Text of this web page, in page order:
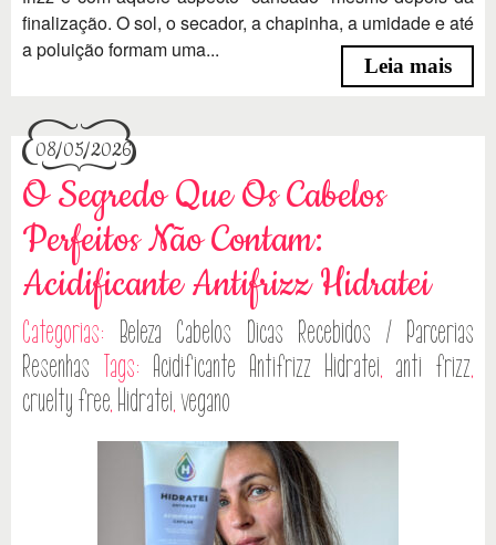
finalização. O sol, o secador, a chapinha, a umidade e até
a poluição formam uma...
Leia mais
08/05/2026
O Segredo Que Os Cabelos
Perfeitos Não Contam:
Acidificante Antifrizz Hidratei
Categorias: Beleza Cabelos Dicas Recebidos / Parcerias
Resenhas Tags: Acidificante Antifrizz Hidratei, anti frizz,
cruelty free, Hidratei,vegano